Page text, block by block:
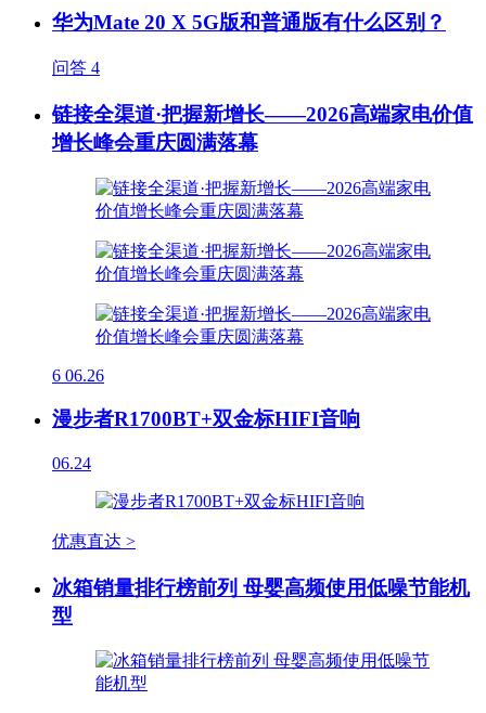
华为Mate 20 X 5G版和普通版有什么区别？
问答 4
链接全渠道·把握新增长——2026高端家电价值
增长峰会重庆圆满落幕
6 06.26
漫步者R1700BT+双金标HIFI音响
06.24
优惠直达 >
冰箱销量排行榜前列 母婴高频使用低噪节能机
型